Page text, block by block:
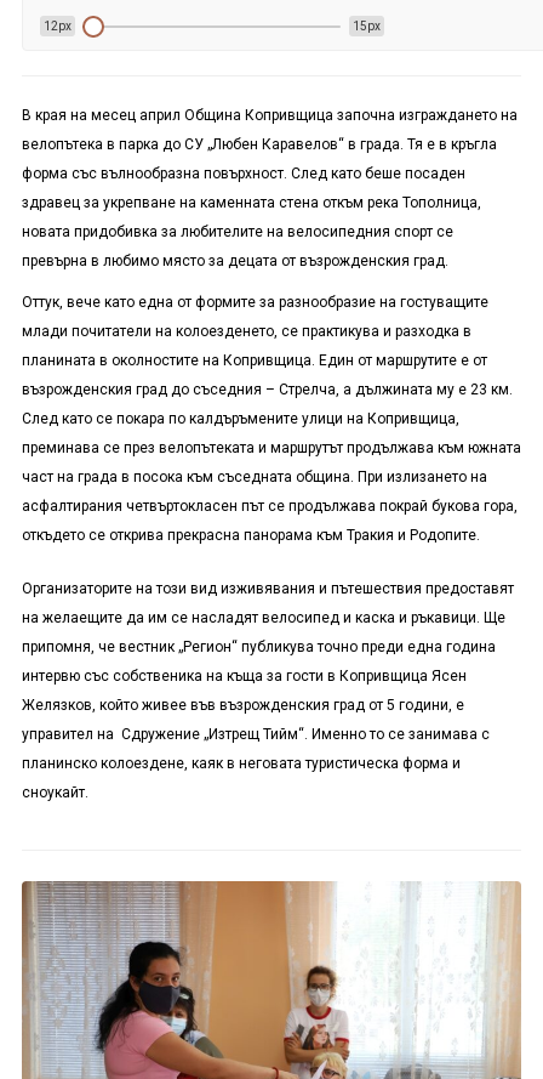
12px 15px
В края на месец април Община Копривщица започна изграждането на
велопътека в парка до СУ „Любен Каравелов“ в града. Тя е в кръгла
форма със вълнообразна повърхност. След като беше посаден
здравец за укрепване на каменната стена откъм река Тополница,
новата придобивка за любителите на велосипедния спорт се
превърна в любимо място за децата от възрожденския град.
Оттук, вече като една от формите за разнообразие на гостуващите
млади почитатели на колоезденето, се практикува и разходка в
планината в околностите на Копривщица. Един от маршрутите е от
възрожденския град до съседния – Стрелча, а дължината му е 23 км.
След като се покара по калдъръмените улици на Копривщица,
преминава се през велопътеката и маршрутът продължава към южната
част на града в посока към съседната община. При излизането на
асфалтирания четвъртокласен път се продължава покрай букова гора,
откъдето се открива прекрасна панорама към Тракия и Родопите.
Организаторите на този вид изживявания и пътешествия предоставят
на желаещите да им се насладят велосипед и каска и ръкавици. Ще
припомня, че вестник „Регион“ публикува точно преди една година
интервю със собственика на къща за гости в Копривщица Ясен
Желязков, който живее във възрожденския град от 5 години, е
управител на Сдружение „Изтрещ Тийм“. Именно то се занимава с
планинско колоездене, каяк в неговата туристическа форма и
сноукайт.